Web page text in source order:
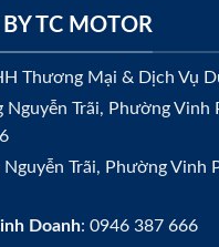
TC MOTOR
Thương Mại & Dịch Vụ
Nguyễn Trãi, Phường Vinh
Trãi, Phường Vinh
Doanh: 0946 387 666